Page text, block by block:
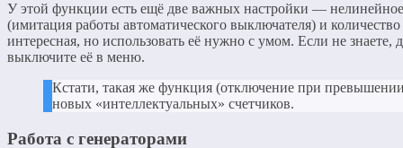
У этой функции есть ещё две важных настройки —
(имитация работы автоматического выключателя) и
интересная, но использовать её нужно с умом. Если не
выключите её в меню.
Кстати, такая же функция (отключение при превышении
новых «интеллектуальных» счетчиков.
Работа с генераторами